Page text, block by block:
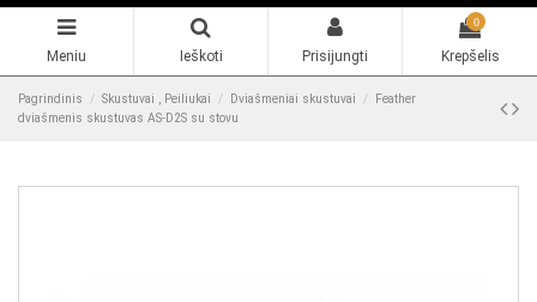
Meniu Ieškoti Prisijungti
0
Krepšelis
Pagrindinis Skustuvai , Peiliukai Dviašmeniai skustuvai
Feather
dviašmenis skustuvas AS-D2S su stovu